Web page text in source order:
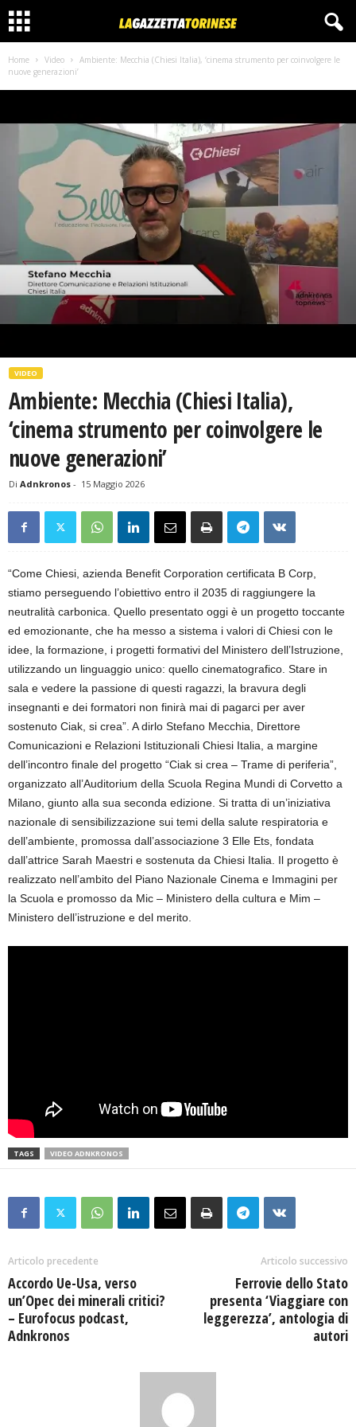
Home Video
Ambiente: Mecchia (Chiesi Italia), ‘cinema strumento per coinvolgere le
nuove generazioni’
VIDEO
Ambiente: Mecchia (Chiesi Italia),
‘cinema strumento per coinvolgere le
nuove generazioni’
Di Adnkronos - 15 Maggio 2026
“Come Chiesi, azienda Benefit Corporation certificata B Corp,
stiamo perseguendo l’obiettivo entro il 2035 di raggiungere la
neutralità carbonica. Quello presentato oggi è un progetto toccante
ed emozionante, che ha messo a sistema i valori di Chiesi con le
idee, la formazione, i progetti formativi del Ministero dell’Istruzione,
utilizzando un linguaggio unico: quello cinematografico. Stare in
sala e vedere la passione di questi ragazzi, la bravura degli
insegnanti e dei formatori non finirà mai di pagarci per aver
sostenuto Ciak, si crea”. A dirlo Stefano Mecchia, Direttore
Comunicazioni e Relazioni Istituzionali Chiesi Italia, a margine
dell’incontro finale del progetto “Ciak si crea – Trame di periferia”,
organizzato all’Auditorium della Scuola Regina Mundi di Corvetto a
Milano, giunto alla sua seconda edizione. Si tratta di un’iniziativa
nazionale di sensibilizzazione sui temi della salute respiratoria e
dell’ambiente, promossa dall’associazione 3 Elle Ets, fondata
dall’attrice Sarah Maestri e sostenuta da Chiesi Italia. Il progetto è
realizzato nell’ambito del Piano Nazionale Cinema e Immagini per
la Scuola e promosso da Mic – Ministero della cultura e Mim –
Ministero dell’istruzione e del merito.
TAGS VIDEO ADNKRONOS
Articolo precedente
Accordo Ue-Usa, verso
un’Opec dei minerali critici?
– Eurofocus podcast,
Adnkronos
Articolo successivo
Ferrovie dello Stato
presenta ‘Viaggiare con
leggerezza’, antologia di
autori